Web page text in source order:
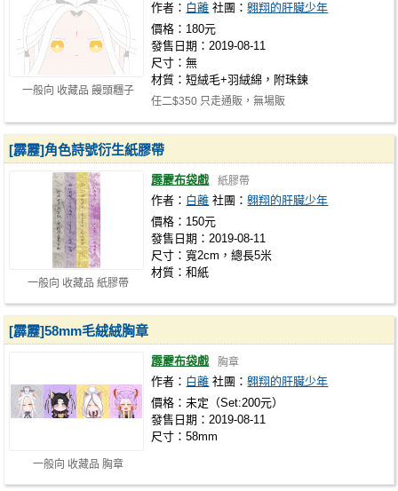
一般向 收藏品 饅頭糰子
作者： 白離 社團：翱翔的肝臟少年
價格：180元
發售日期：2019-08-11
尺寸：無
材質：短絨毛+羽絨綿，附珠鍊
任二$350 只走通販，無場販
一般向 收藏品 紙膠帶
[霹靂]角色詩號衍生紙膠帶
霹靂布袋戲 紙膠帶
作者： 白離 社團：翱翔的肝臟少年
價格：150元
發售日期：2019-08-11
尺寸：寬2cm，總長5米
材質：和紙
一般向 收藏品 胸章
[霹靂]58mm毛絨絨胸章
霹靂布袋戲 胸章
作者： 白離 社團：翱翔的肝臟少年
價格：未定（Set:200元）
發售日期：2019-08-11
尺寸：58mm